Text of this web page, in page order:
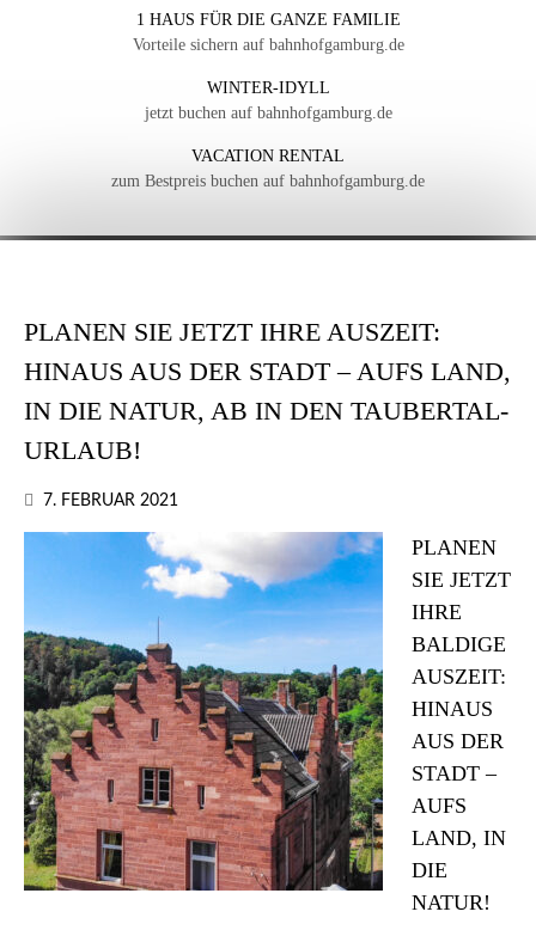
1 HAUS FÜR DIE GANZE FAMILIE
Vorteile sichern auf bahnhofgamburg.de
WINTER-IDYLL
jetzt buchen auf bahnhofgamburg.de
VACATION RENTAL
zum Bestpreis buchen auf bahnhofgamburg.de
PLANEN SIE JETZT IHRE AUSZEIT:
HINAUS AUS DER STADT – AUFS LAND,
IN DIE NATUR, AB IN DEN TAUBERTAL-
URLAUB!
7. FEBRUAR 2021
PLANEN
SIE JETZT
IHRE
BALDIGE
AUSZEIT:
HINAUS
AUS DER
STADT –
AUFS
LAND, IN
DIE
NATUR!